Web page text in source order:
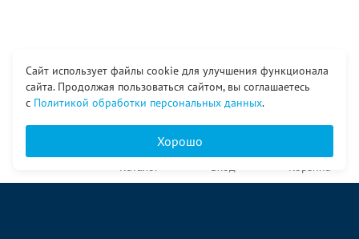
Сайт использует файлы cookie для улучшения функционала
сайта. Продолжая пользоваться сайтом, вы соглашаетесь
с Политикой обработки персональных данных.
Хорошо